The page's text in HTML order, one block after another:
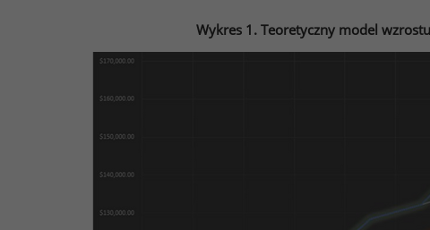
Wykres 1. Teoretyczny model